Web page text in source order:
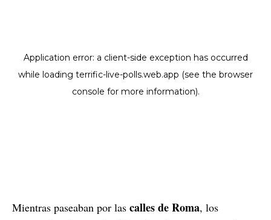
Mientras paseaban por las calles de Roma, los